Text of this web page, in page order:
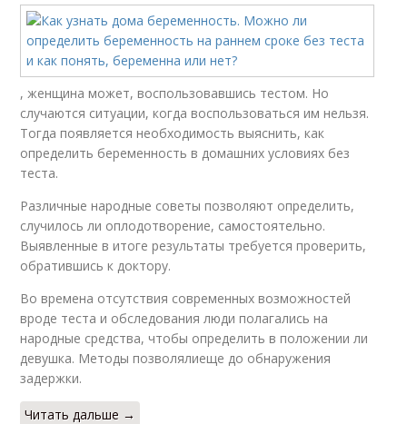
, женщина может, воспользовавшись тестом. Но
случаются ситуации, когда воспользоваться им нельзя.
Тогда появляется необходимость выяснить, как
определить беременность в домашних условиях без
теста.
Различные народные советы позволяют определить,
случилось ли оплодотворение, самостоятельно.
Выявленные в итоге результаты требуется проверить,
обратившись к доктору.
Во времена отсутствия современных возможностей
вроде теста и обследования люди полагались на
народные средства, чтобы определить в положении ли
девушка. Методы позволялиеще до обнаружения
задержки.
Читать дальше →